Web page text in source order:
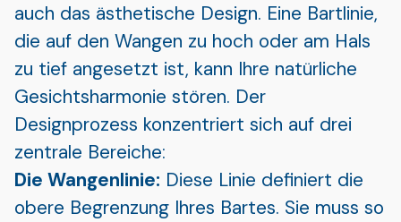
auch das ästhetische Design. Eine Bartlinie,
die auf den Wangen zu hoch oder am Hals
zu tief angesetzt ist, kann Ihre natürliche
Gesichtsharmonie stören. Der
Designprozess konzentriert sich auf drei
zentrale Bereiche:
Die Wangenlinie: Diese Linie definiert die
obere Begrenzung Ihres Bartes. Sie muss so